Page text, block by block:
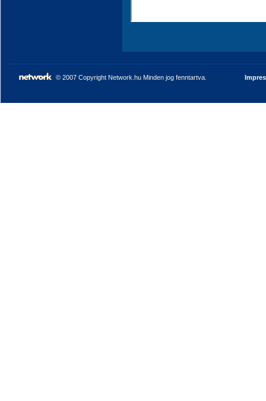
© 2007 Copyright Network.hu Minden jog fenntartva.